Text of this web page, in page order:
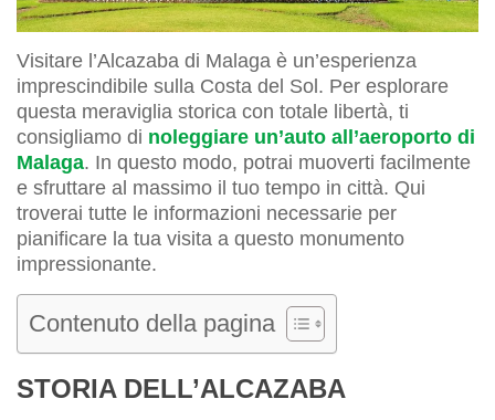
Visitare l’Alcazaba di Malaga è un’esperienza
imprescindibile sulla Costa del Sol. Per esplorare
questa meraviglia storica con totale libertà, ti
consigliamo di noleggiare un’auto all’aeroporto di
Malaga. In questo modo, potrai muoverti facilmente
e sfruttare al massimo il tuo tempo in città. Qui
troverai tutte le informazioni necessarie per
pianificare la tua visita a questo monumento
impressionante.
Contenuto della pagina
STORIA DELL’ALCAZABA